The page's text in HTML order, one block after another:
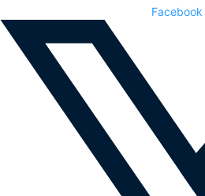
Facebook